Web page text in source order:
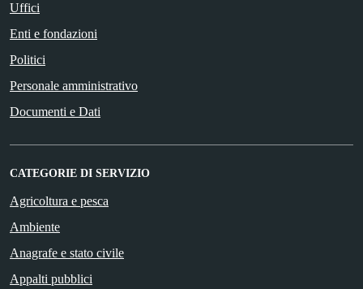
Uffici
Enti e fondazioni
Politici
Personale amministrativo
Documenti e Dati
CATEGORIE DI SERVIZIO
Agricoltura e pesca
Ambiente
Anagrafe e stato civile
Appalti pubblici